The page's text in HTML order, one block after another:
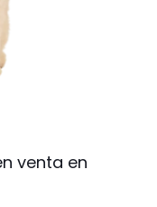
venta en